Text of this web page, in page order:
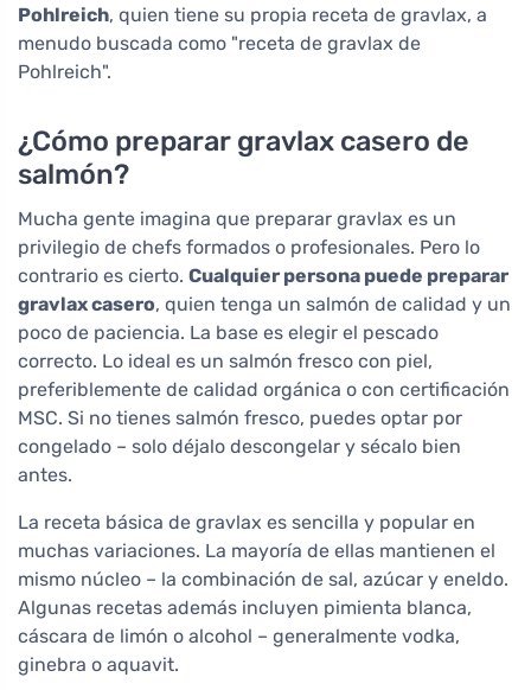
Pohlreich, quien tiene su propia receta de gravlax, a
menudo buscada como "receta de gravlax de
Pohlreich".
¿Cómo preparar gravlax casero de
salmón?
Mucha gente imagina que preparar gravlax es un
privilegio de chefs formados o profesionales. Pero lo
contrario es cierto. Cualquier persona puede preparar
gravlax casero, quien tenga un salmón de calidad y un
poco de paciencia. La base es elegir el pescado
correcto. Lo ideal es un salmón fresco con piel,
preferiblemente de calidad orgánica o con certificación
MSC. Si no tienes salmón fresco, puedes optar por
congelado – solo déjalo descongelar y sécalo bien
antes.
La receta básica de gravlax es sencilla y popular en
muchas variaciones. La mayoría de ellas mantienen el
mismo núcleo – la combinación de sal, azúcar y eneldo.
Algunas recetas además incluyen pimienta blanca,
cáscara de limón o alcohol – generalmente vodka,
ginebra o aquavit.